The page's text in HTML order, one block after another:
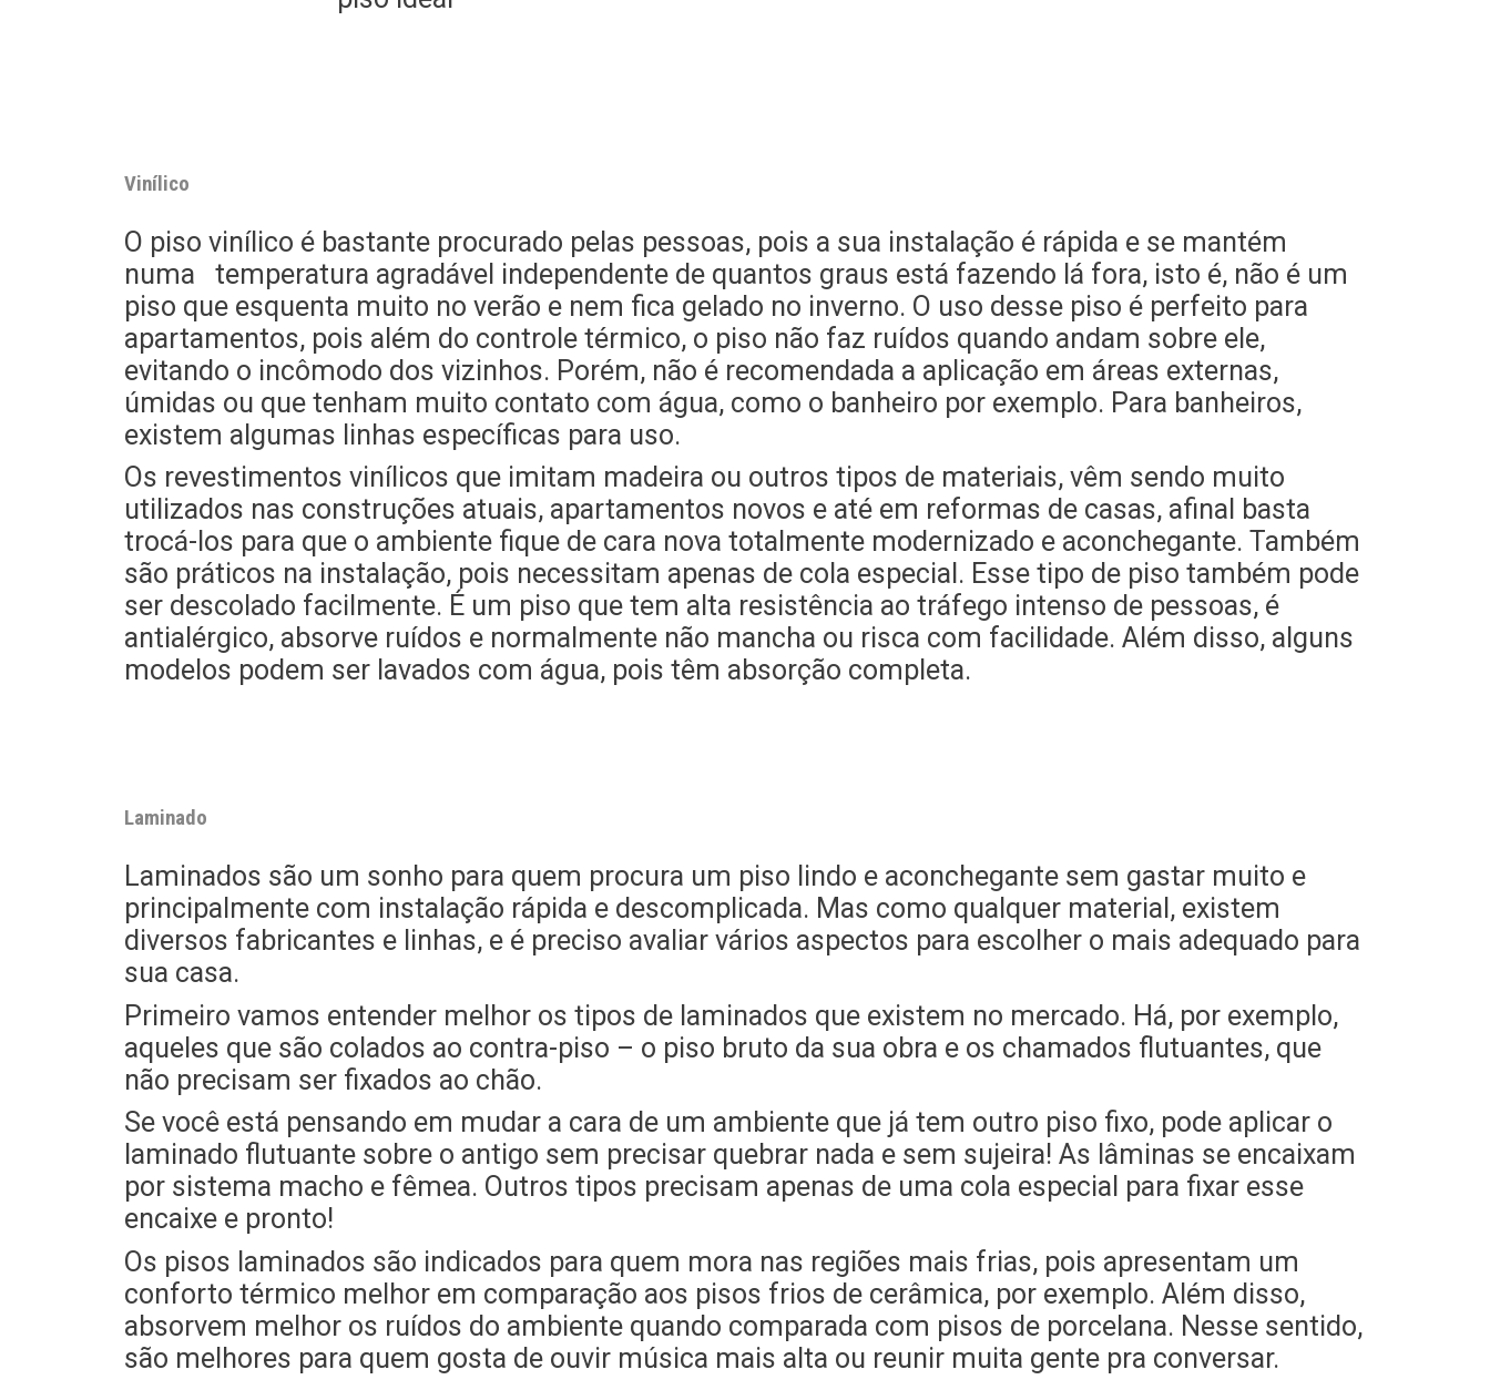
Vinílico
O piso vinílico é bastante procurado pelas pessoas, pois a sua instalação é rápida e se mantém
numa temperatura agradável independente de quantos graus está fazendo lá fora, isto é, não é um
piso que esquenta muito no verão e nem fica gelado no inverno. O uso desse piso é perfeito para
apartamentos, pois além do controle térmico, o piso não faz ruídos quando andam sobre ele,
evitando o incômodo dos vizinhos. Porém, não é recomendada a aplicação em áreas externas,
úmidas ou que tenham muito contato com água, como o banheiro por exemplo. Para banheiros,
existem algumas linhas específicas para uso.
Os revestimentos vinílicos que imitam madeira ou outros tipos de materiais, vêm sendo muito
utilizados nas construções atuais, apartamentos novos e até em reformas de casas, afinal basta
trocá-los para que o ambiente fique de cara nova totalmente modernizado e aconchegante. Também
são práticos na instalação, pois necessitam apenas de cola especial. Esse tipo de piso também pode
ser descolado facilmente. É um piso que tem alta resistência ao tráfego intenso de pessoas, é
antialérgico, absorve ruídos e normalmente não mancha ou risca com facilidade. Além disso, alguns
modelos podem ser lavados com água, pois têm absorção completa.
Laminado
Laminados são um sonho para quem procura um piso lindo e aconchegante sem gastar muito e
principalmente com instalação rápida e descomplicada. Mas como qualquer material, existem
diversos fabricantes e linhas, e é preciso avaliar vários aspectos para escolher o mais adequado para
sua casa.
Primeiro vamos entender melhor os tipos de laminados que existem no mercado. Há, por exemplo,
aqueles que são colados ao contra-piso – o piso bruto da sua obra e os chamados flutuantes, que
não precisam ser fixados ao chão.
Se você está pensando em mudar a cara de um ambiente que já tem outro piso fixo, pode aplicar o
laminado flutuante sobre o antigo sem precisar quebrar nada e sem sujeira! As lâminas se encaixam
por sistema macho e fêmea. Outros tipos precisam apenas de uma cola especial para fixar esse
encaixe e pronto!
Os pisos laminados são indicados para quem mora nas regiões mais frias, pois apresentam um
conforto térmico melhor em comparação aos pisos frios de cerâmica, por exemplo. Além disso,
absorvem melhor os ruídos do ambiente quando comparada com pisos de porcelana. Nesse sentido,
são melhores para quem gosta de ouvir música mais alta ou reunir muita gente pra conversar.